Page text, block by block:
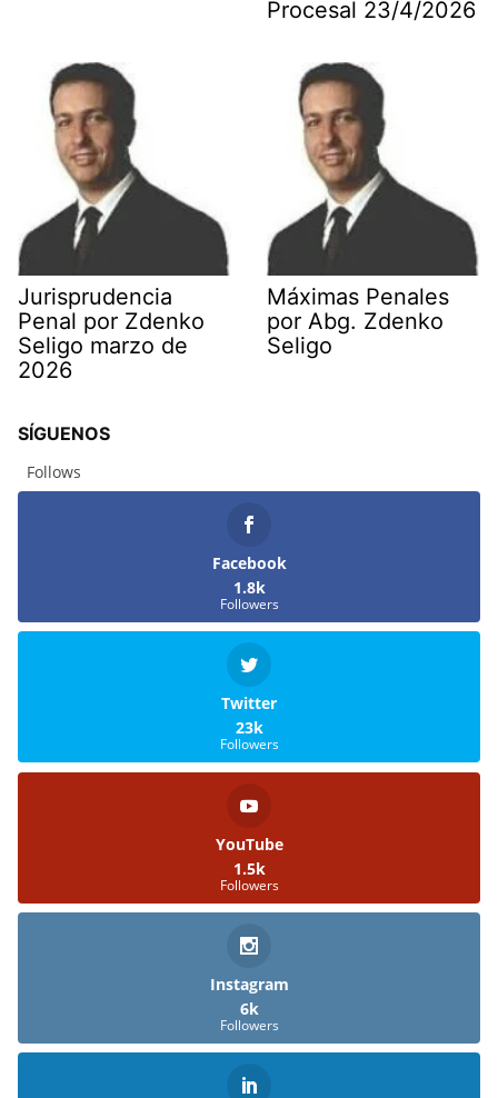
Procesal 23/4/2026
Jurisprudencia
Penal por Zdenko
Seligo marzo de
2026
Máximas Penales
por Abg. Zdenko
Seligo
SÍGUENOS
Follows
Facebook
1.8k
Followers
Twitter
23k
Followers
YouTube
1.5k
Followers
Instagram
6k
Followers